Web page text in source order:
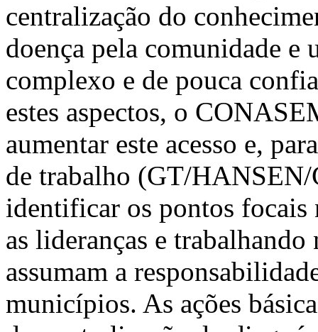
centralização do
doença pela comunidade e
complexo e de pouca
estes aspectos, o
aumentar este acesso e,
de trabalho (GT/
identificar os pontos
as lideranças e
assumam a
municípios. As ações